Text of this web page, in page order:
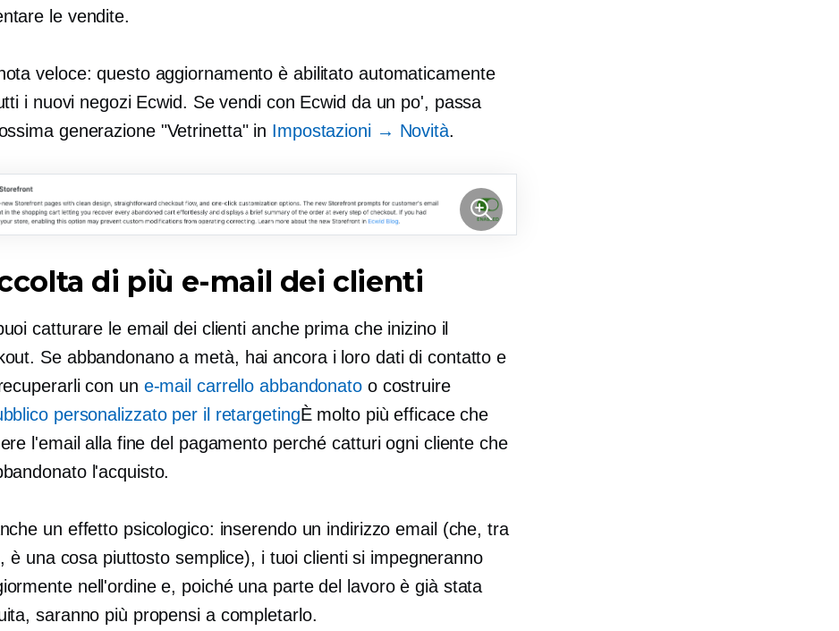
le vendite.
veloce: questo aggiornamento è abilitato automaticamente
i nuovi negozi Ecwid. Se vendi con Ecwid da un po', passa
generazione"Vetrinetta" in Impostazioni → Novità.
di più e-mail dei clienti
catturare le email dei clienti anche prima che inizino il
Se abbandonano a metà, hai ancora i loro dati di contatto e
con un e-mail carrello abbandonatoo costruire
personalizzato per il retargetingÈ molto più efficace che
l'email alla fine del pagamento perché catturi ogni cliente che
l'acquisto.
un effetto psicologico: inserendo un indirizzo email (che, tra
è una cosa piuttosto semplice), i tuoi clienti si impegneranno
nell'ordine e, poiché una parte del lavoro è già stata
saranno più propensi a completarlo.